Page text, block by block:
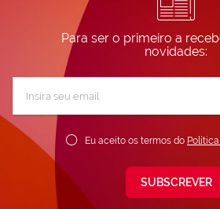
Para ser o primeiro a
novidades:
Newsletter:
Eu aceito os termos do
SUBSCREVER